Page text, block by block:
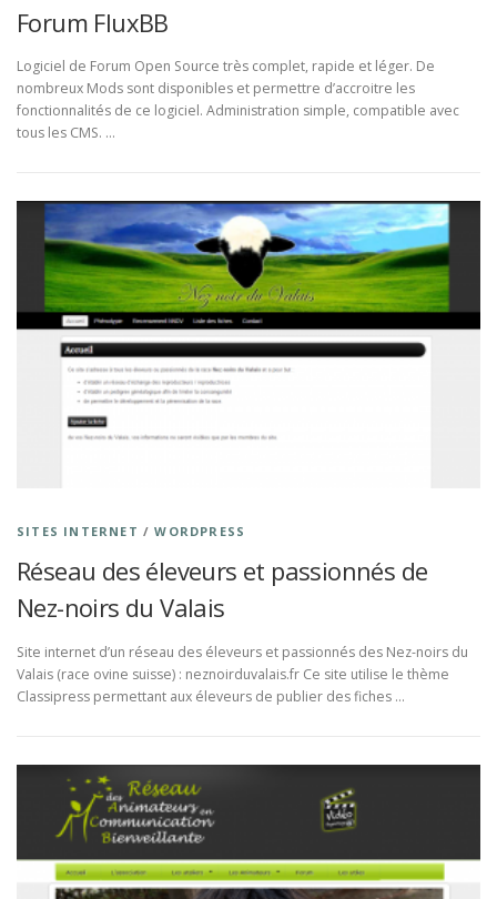
Forum FluxBB
Logiciel de Forum Open Source très complet, rapide et léger. De
nombreux Mods sont disponibles et permettre d’accroitre les
fonctionnalités de ce logiciel. Administration simple, compatible avec
tous les CMS. …
SITES INTERNET /WORDPRESS
Réseau des éleveurs et passionnés de
Nez-noirs du Valais
Site internet d’un réseau des éleveurs et passionnés des Nez-noirs du
Valais (race ovine suisse) : neznoirduvalais.fr Ce site utilise le thème
Classipress permettant aux éleveurs de publier des fiches …